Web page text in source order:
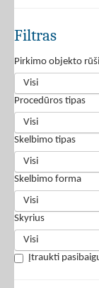
Filtras
Pirkimo objekto
Visi
Procedūros tipas
Visi
Skelbimo tipas
Visi
Skelbimo forma
Visi
Skyrius
Visi
Įtraukti